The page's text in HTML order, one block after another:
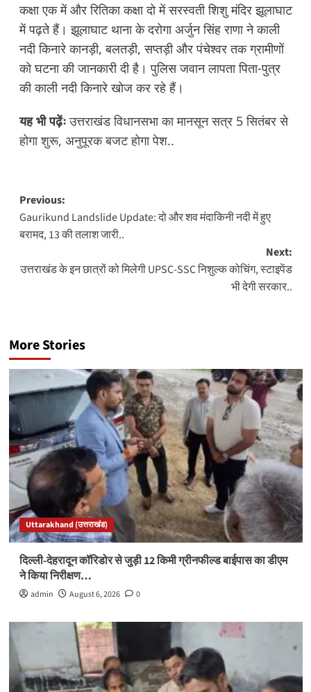
कक्षा एक में और रितिका कक्षा दो में सरस्वती शिशु मंदिर झूलाघाट
में पढ़ते हैं। झूलाघाट थाना के दरोगा अर्जुन सिंह राणा ने काली
नदी किनारे कानड़ी, बलतड़ी, सप्तड़ी और पंचेश्वर तक ग्रामीणों
को घटना की जानकारी दी है। पुलिस जवान लापता पिता-पुत्र
की काली नदी किनारे खोज कर रहे हैं।
यह भी पढ़ेंः उत्तराखंड विधानसभा का मानसून सत्र 5 सितंबर से
होगा शुरू, अनुपूरक बजट होगा पेश..
Post
navigation
Previous:
Gaurikund Landslide Update: दो और शव मंदाकिनी नदी में हुए
बरामद, 13 की तलाश जारी..
Next:
उत्तराखंड के इन छात्रों को मिलेगी UPSC-SSC निशुल्क कोचिंग, स्टाइपेंड
भी देगी सरकार..
More Stories
Uttarakhand (उत्तराखंड)
दिल्ली-देहरादून कॉरिडोर से जुड़ी 12 किमी ग्रीनफील्ड बाईपास का डीएम
ने किया निरीक्षण…
admin August 6, 2026 0